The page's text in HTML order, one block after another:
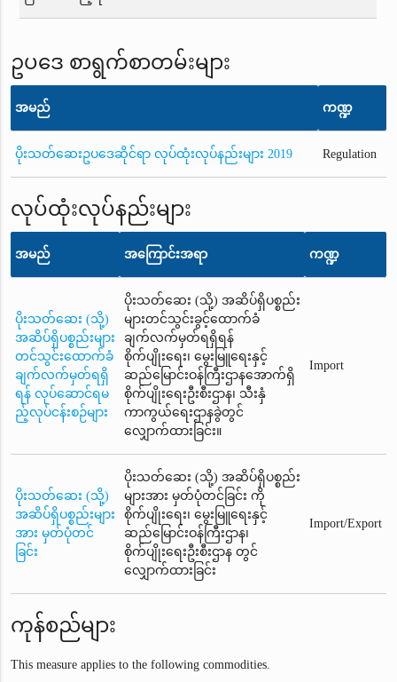
ဥပဒေ စာရွက်စာတမ်းများ
အမည် ကဏ္ဍ
ပိုးသတ်ဆေးဥပဒေဆိုင်ရာ လုပ်ထုံးလုပ်နည်းများ 2019 Regulation
လုပ်ထုံးလုပ်နည်းများ
အမည် အကြောင်းအရာ ကဏ္ဍ
ပိုးသတ်ဆေး (သို့)
အဆိပ်ရှိပစ္စည်းများ
တင်သွင်းထောက်ခံ
ချက်လက်မှတ်ရရှိ
ရန် လုပ်ဆောင်ရမ
ည့်လုပ်ငန်းစဉ်များ
ပိုးသတ်ဆေး (သို့) အဆိပ်ရှိပစ္စည်း
များတင်သွင်းခွင့်ထောက်ခံ
ချက်လက်မှတ်ရရှိရန်
စိုက်ပျိုးရေး၊ မွေးမြူရေးနှင့်
ဆည်မြောင်းဝန်ကြီးဌာနအောက်ရှိ
စိုက်ပျိုးရေးဦးစီးဌာန၊ သီးနှံ
ကာကွယ်ရေးဌာနခွဲတွင်
လျှောက်ထားခြင်း။
Import
ပိုးသတ်ဆေး (သို့)
အဆိပ်ရှိပစ္စည်းများ
အား မှတ်ပုံတင်
ခြင်း
ပိုးသတ်ဆေး (သို့) အဆိပ်ရှိပစ္စည်း
များအား မှတ်ပုံတင်ခြင်း ကို
စိုက်ပျိုးရေး၊ မွေးမြူရေးနှင့်
ဆည်မြောင်းဝန်ကြီးဌာန၊
စိုက်ပျိုးရေးဦးစီးဌာန တွင်
လျှောက်ထားခြင်း
Import/Export
ကုန်စည်များ
This measure applies to the following commodities.